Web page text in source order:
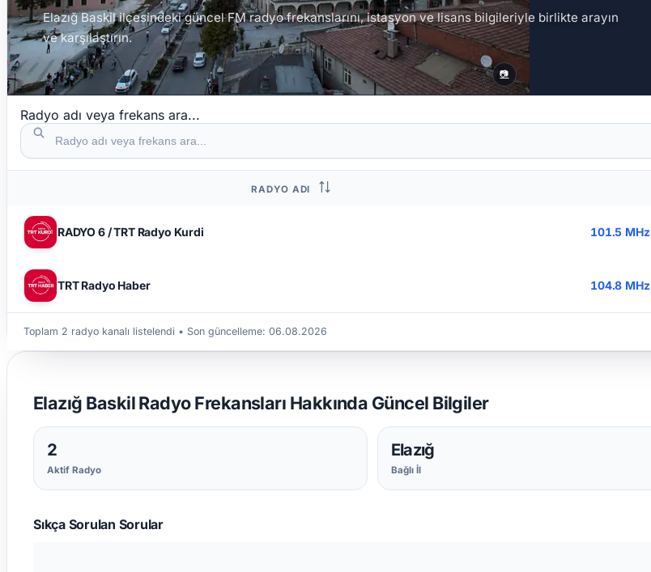
📷
Elazığ Baskil ilçesindeki güncel FM radyo frekanslarını, istasyon ve lisans bilgileriyle birlikte arayın
ve karşılaştırın.
Radyo adı veya frekans ara...
RADYO ADI
RADYO 6 / TRT Radyo Kurdi 101.5 MHz
TRT Radyo Haber 104.8 MHz
Toplam 2 radyo kanalı listelendi • Son güncelleme: 06.08.2026
Elazığ Baskil Radyo Frekansları Hakkında Güncel Bilgiler
2
Aktif Radyo
Elazığ
Bağlı İl
Sıkça Sorulan Sorular